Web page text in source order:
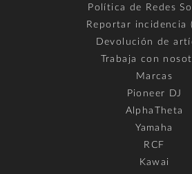
Política de Redes
Reportar incidencia
Devolución de
Trabaja con
Marcas
Pioneer DJ
AlphaTheta
Yamaha
RCF
Kawai